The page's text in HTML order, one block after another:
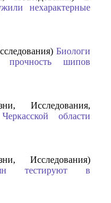
нехарактерные
Биологи
прочность шипов
Исследования,
области
Исследования)
тестируют в